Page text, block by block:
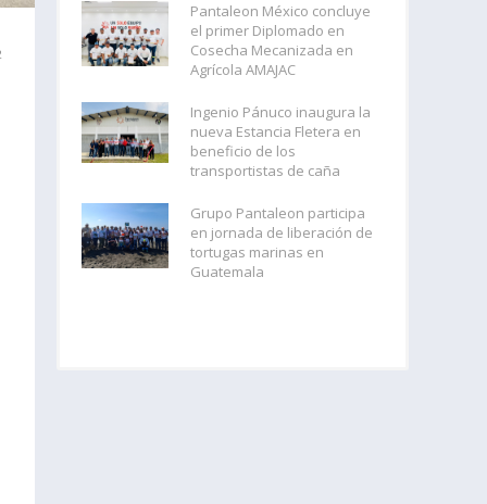
Pantaleon México concluye
el primer Diplomado en
Cosecha Mecanizada en
Agrícola AMAJAC
Ingenio Pánuco inaugura la
nueva Estancia Fletera en
beneficio de los
transportistas de caña
Grupo Pantaleon participa
en jornada de liberación de
tortugas marinas en
Guatemala